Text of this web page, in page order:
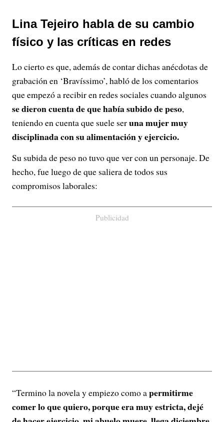
Lina Tejeiro habla de su cambio
físico y las críticas en redes
Lo cierto es que, además de contar dichas anécdotas de
grabación en ‘Bravíssimo’, habló de los comentarios
que empezó a recibir en redes sociales cuando algunos
se dieron cuenta de que había subido de peso,
teniendo en cuenta que suele seruna mujer muy
disciplinada con su alimentación y ejercicio.
Su subida de peso no tuvo que ver con un personaje. De
hecho, fue luego de que saliera de todos sus
compromisos laborales:
Publicidad
“Termino la novela y empiezo como apermitirme
comer lo que quiero, porque era muy estricta, dejé